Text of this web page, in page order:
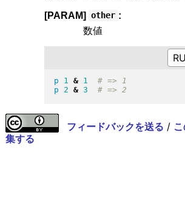
[PARAM] other :
数値
p 1 & 1
p
2 & 3
フィードバックを送る /
集する